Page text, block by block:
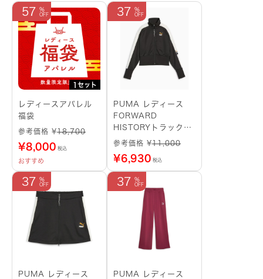
1セット
57
レディースアパレル
福袋
参考価格 ¥18,700
¥8,000 税込
おすすめ
37
PUMA レディース
FORWARD
HISTORYトラックジ
ャケット（ブラック）
参考価格 ¥11,000
¥6,930 税込
37
PUMA レディース
37
PUMA レディース